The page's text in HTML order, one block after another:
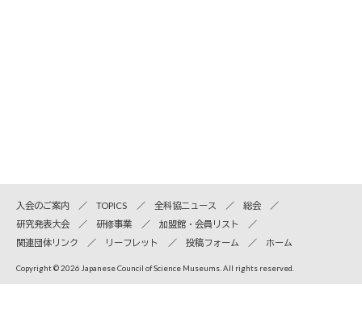
入会のご案内 TOPICS 全科協ニュース
総会
研究発表大会
研修事業
加盟館・会員リスト
関連団体リンク
リーフレット 投稿フォーム ホーム
Copyright © 2026 Japanese Council of Science Museums. All rights reserved.